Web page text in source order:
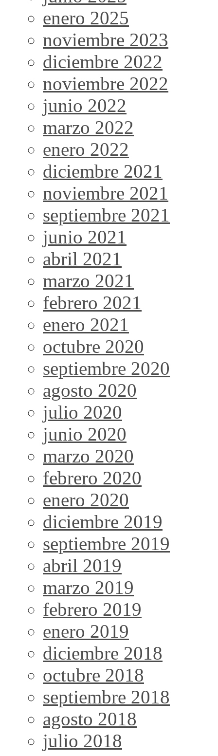
enero 2025
noviembre 2023
diciembre 2022
noviembre 2022
junio 2022
marzo 2022
enero 2022
diciembre 2021
noviembre 2021
septiembre 2021
junio 2021
abril 2021
marzo 2021
febrero 2021
enero 2021
octubre 2020
septiembre 2020
agosto 2020
julio 2020
junio 2020
marzo 2020
febrero 2020
enero 2020
diciembre 2019
septiembre 2019
abril 2019
marzo 2019
febrero 2019
enero 2019
diciembre 2018
octubre 2018
septiembre 2018
agosto 2018
julio 2018